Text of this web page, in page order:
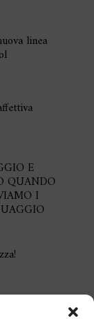
linea
E
QUANDO
I